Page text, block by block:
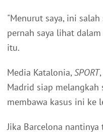
"Menurut saya, ini
pernah saya lihat
itu.
Media Katalonia, SPORT
Madrid siap
membawa kasus ini ke
Jika Barcelona